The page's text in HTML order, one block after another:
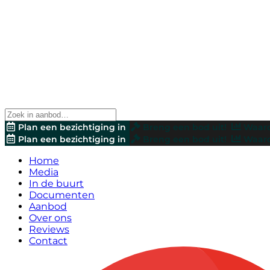
Plan een bezichtiging in Breng een bod uit!
Plan een bezichtiging in
Breng een bod uit!
Home
Media
In de buurt
Documenten
Aanbod
Over ons
Reviews
Contact